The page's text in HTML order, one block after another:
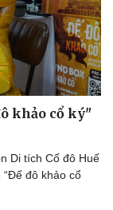
khảo cổ ký"
Di tích Cố đô Huế
đô khảo cổ